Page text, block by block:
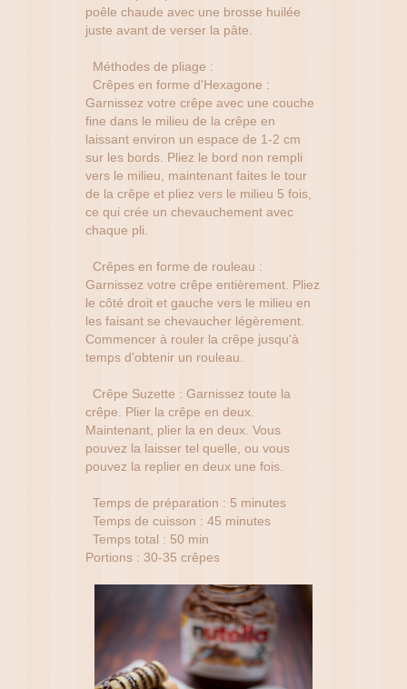
poêle chaude avec une brosse huilée
juste avant de verser la pâte.
Méthodes de pliage :
Crêpes en forme d'Hexagone :
Garnissez votre crêpe avec une couche
fine dans le milieu de la crêpe en
laissant environ un espace de 1-2 cm
sur les bords. Pliez le bord non rempli
vers le milieu, maintenant faites le tour
de la crêpe et pliez vers le milieu 5 fois,
ce qui crée un chevauchement avec
chaque pli.
Crêpes en forme de rouleau :
Garnissez votre crêpe entièrement. Pliez
le côté droit et gauche vers le milieu en
les faisant se chevaucher légèrement.
Commencer à rouler la crêpe jusqu'à
temps d'obtenir un rouleau.
Crêpe Suzette : Garnissez toute la
crêpe. Plier la crêpe en deux.
Maintenant, plier la en deux. Vous
pouvez la laisser tel quelle, ou vous
pouvez la replier en deux une fois.
Temps de préparation : 5 minutes
Temps de cuisson : 45 minutes
Temps total : 50 min
Portions : 30-35 crêpes